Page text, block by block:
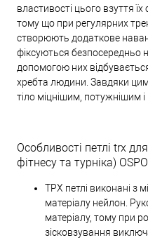
властивості цього взуття
тому що при регулярних
створюють додаткове
фіксуються безпосередньо
допомогою них
хребта людини. Завдяки
тіло міцнішим, потужнішим
Особливості петлі trx
фітнесу та турніка)
ТРХ петлі виконані з
матеріалу нейлон.
матеріалу, тому при
зісковзування